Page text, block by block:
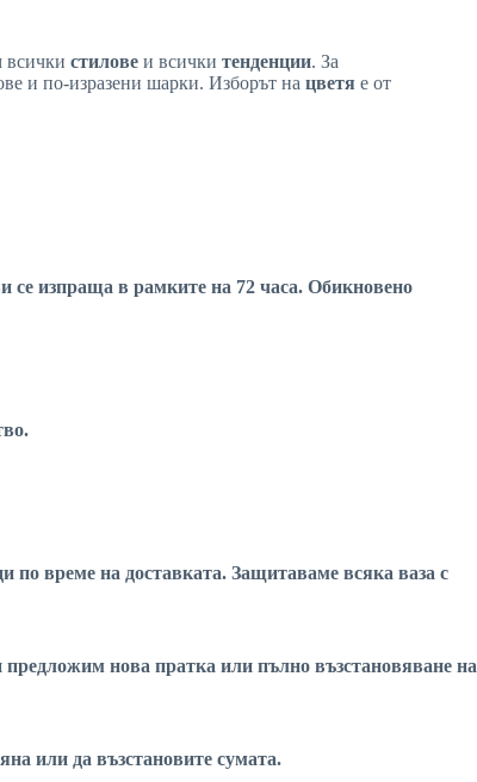
всички стилове и всички тенденции. За
и по-изразени шарки. Изборът на цветя е от
се изпраща в рамките на 72 часа. Обикновено
по време на доставката. Защитаваме всяка ваза с
предложим нова пратка или пълно възстановяване на
или да възстановите сумата.